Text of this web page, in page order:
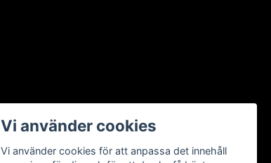
Vi använder cookies
Vi använder cookies för att anpassa det innehåll